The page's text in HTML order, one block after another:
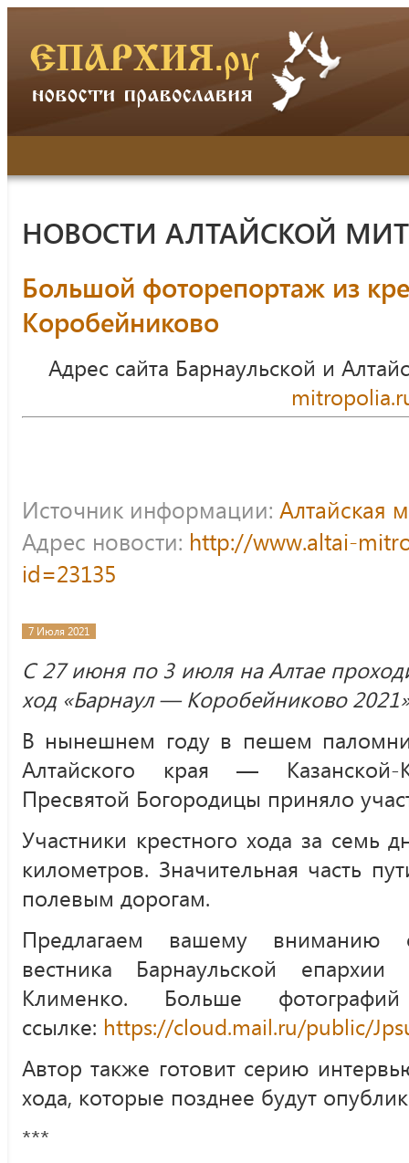
НОВОСТИ АЛТАЙСКОЙ
Большой фоторепортаж из
Коробейниково
Адрес сайта Барнаульской и
Источник информации: Алтайская
Адрес новости: http://www.altai-
id=23135
7 Июля 2021
С 27 июня по 3 июля на Алтае
ход «Барнаул — Коробейниково
В нынешнем году в пешем
Алтайского края — Казанской-
Пресвятой Богородицы приняло
Участники крестного хода за семь
километров. Значительная часть
полевым дорогам.
Предлагаем вашему вниманию
вестника Барнаульской
Клименко. Больше
ссылке: https://cloud.mail.ru/public/
Автор также готовит серию
хода, которые позднее будут
***